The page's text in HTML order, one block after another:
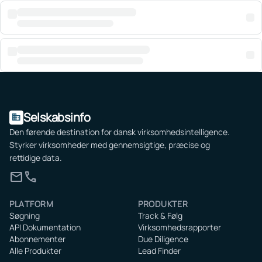
domain Selskabsinfo
Den førende destination for dansk virksomhedsintelligence.
Styrker virksomheder med gennemsigtige, præcise og
rettidige data.
mailcall
PLATFORM
Søgning
API Dokumentation
Abonnementer
Alle Produkter
PRODUKTER
Track & Følg
Virksomhedsrapporter
Due Diligence
Lead Finder